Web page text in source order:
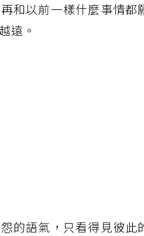
和以前一樣什麼事情
遠。
的語氣，只看得見彼